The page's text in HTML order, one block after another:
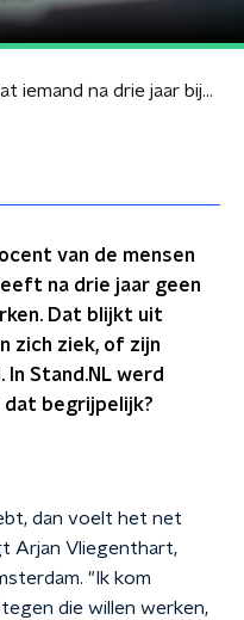
Is het te begrijpen dat iemand na drie jaar bijstand geen fut meer heeft om te werken?
van de mensen
na drie jaar geen
Dat blijkt uit
zich ziek, of zijn
Stand.NL werd
dat begrijpelijk?
dan voelt het net
Arjan Vliegenthart,
"Ik kom
die willen werken,